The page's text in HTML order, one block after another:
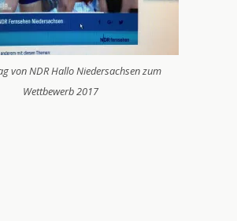
von NDR Hallo Niedersachsen zum
Wettbewerb 2017